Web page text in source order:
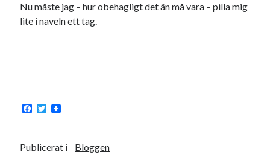
Köttfärslimpan på allas läppar
Länkskolan
Flöde för kommentarer
Nu måste jag – hur obehagligt det än må vara – pilla mig
lite i naveln ett tag.
F
c
b
T
i
t
Publicerat i Bloggen